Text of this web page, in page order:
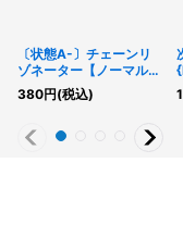
〔状態A-〕チェーンリ
ゾネーター【ノーマルパ
ラレル】{SPHR-JP018}
《モンスター》
380円(税込)